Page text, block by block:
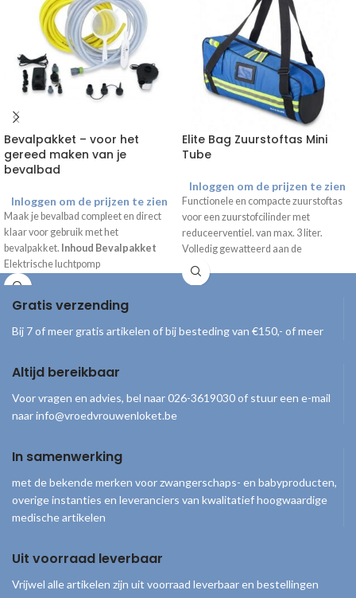
Bevalpakket – voor het
gereed maken van je
bevalbad
Inloggen om de prijzen te zien
Maak je bevalbad compleet en direct
klaar voor gebruik met het
bevalpakket. Inhoud Bevalpakket
Elektrische luchtpomp
Aanvoerslang non-toxic 10 meter
Universele kraankoppelingen
Dompelpomp om het water eenvoudig
Schepnetje
Elite Bag Zuurstoftas Mini
Tube
Inloggen om de prijzen te zien
Functionele en compacte zuurstoftas
voor een zuurstofcilinder met
reduceerventiel. van max. 3 liter.
Volledig gewatteerd aan de
binnenzijde om de zuurstofcilinder
maximaal te beschermen.
Gratis verzending
Bij 7 of meer gratis artikelen of bij besteding van €150,- of meer
Altijd bereikbaar
Voor vragen en advies, bel naar 026-3619030 of stuur een e-mail
naar info@vroedvrouwenloket.be
In samenwerking
met de bekende merken voor zwangerschaps- en babyproducten,
overige instanties en leveranciers van kwalitatief hoogwaardige
medische artikelen
Uit voorraad leverbaar
Vrijwel alle artikelen zijn uit voorraad leverbaar en bestellingen